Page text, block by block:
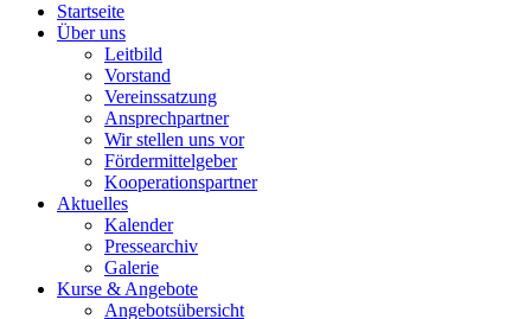
Startseite
Über uns
Leitbild
Vorstand
Vereinssatzung
Ansprechpartner
Wir stellen uns vor
Fördermittelgeber
Kooperationspartner
Aktuelles
Kalender
Pressearchiv
Galerie
Kurse & Angebote
Angebotsübersicht